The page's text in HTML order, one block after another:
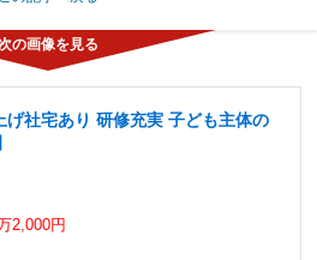
げ社宅あり 研修充実 子ども主体の
2,000円